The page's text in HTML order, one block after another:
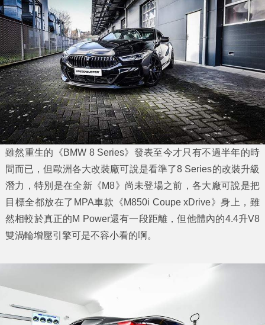
雖然重生的《BMW 8 Series》發表至今才只有不過半年的時
間而已，但歐洲各大改裝廠可說是看準了8 Series的改裝升級
潛力，特別是在全新《M8》尚未登場之前，各大廠可說是把
目標全都放在了MPA車款《M850i Coupe xDrive》身上，雖
然相較於真正的M Power還有一段距離，但他體內的4.4升V8
雙渦輪增壓引擎可是不容小看的啊。